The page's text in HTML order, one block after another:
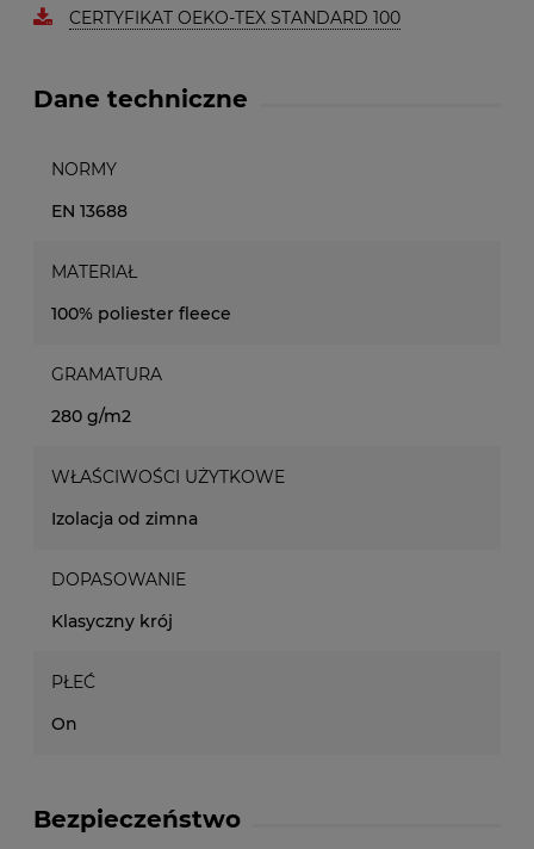
CERTYFIKAT OEKO-TEX STANDARD 100
Dane techniczne
NORMY
EN 13688
MATERIAŁ
100% poliester fleece
GRAMATURA
280 g/m2
WŁAŚCIWOŚCI UŻYTKOWE
Izolacja od zimna
DOPASOWANIE
Klasyczny krój
PŁEĆ
On
Bezpieczeństwo